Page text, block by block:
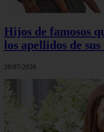
Hijos de famosos
los apellidos de
28/07/2026